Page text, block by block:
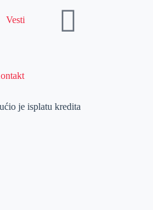
Vesti
je isplatu kredita